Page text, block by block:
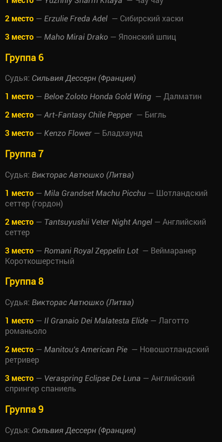
2 место — Erzulie Freda Adel — Сибирский хаски
3 место — Maho Mirai Drako — Японский шпиц
Группа 6
Судья: Сильвия Дессерн (Франция)
1 место — Beloe Zoloto Honda Gold Wing — Далматин
2 место — Art-Fantasy Chile Pepper — Бигль
3 место — Kenzo Flower — Бладхаунд
Группа 7
Судья: Викторас Автюшко (Литва)
1 место — Mila Grandset Machu Picchu — Шотландский
сеттер (гордон)
2 место — Tantsuyushii Veter Night Angel — Английский
сеттер
3 место — Romani Royal Zeppelin Lot — Веймаранер
Короткошерстный
Группа 8
Судья: Викторас Автюшко (Литва)
1 место — Il Granaio Dei Malatesta Elide — Лаготто
романьоло
2 место — Manitou's American Pie — Новошотландский
ретривер
3 место — Veraspring Eclipse De Luna — Английский
спрингер спаниель
Группа 9
Судья: Сильвия Дессерн (Франция)